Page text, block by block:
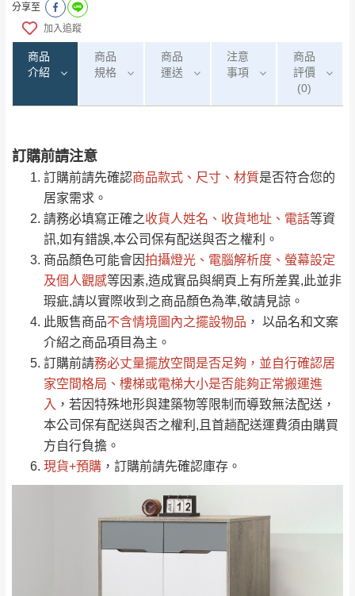
分享至
加入追蹤
商品
介紹
商品
規格
商品
運送
注意
事項
商品
評價
(0)
訂購前請注意
訂購前請先確認商品款式、尺寸、材質是否符合您的
居家需求。
請務必填寫正確之收貨人姓名、收貨地址、電話等資
訊,如有錯誤,本公司保有配送與否之權利。
商品顏色可能會因拍攝燈光、電腦解析度、螢幕設定
及個人觀感等因素,造成實品與網頁上有所差異,此並非
瑕疵,請以實際收到之商品顏色為準,敬請見諒。
此販售商品不含情境圖內之擺設物品 ， 以品名和文案
介紹之商品項目為主。
訂購前請務必丈量擺放空間是否足夠 ，並自行確認居
家空間格局、 樓梯或電梯大小是否能夠正常搬運進
入 ，若因特殊地形與建築物等限制而導致無法配送，
本公司保有配送與否之權利,且首趟配送運費須由購買
方自行負擔。
現貨+預購 ，訂購前請先確認庫存。
運 費 說 明
運送地區 運送費用
偏遠地區
（請先線上詢問 LINE
→@dershin ）
桃園
免 運
費
復興鄉
新竹
峨眉鄉、五峰鄉、
橫山、北埔鄉、尖
石鄉、寶山鄉山
區、新埔山區、芎
注意事項：
由於品項繁多，網頁無法及時更新，如有需
要購買商品，請於出發前來電或到「官方
Line客服」來信確認商品是否有「現貨」與
「金額」。
若商品價格或庫存有異常，商家有權取消訂
單。部分網路商品恕無法更改原設計或客製，敬請
見諒！
接單後二日內(不含例假日)，我們客服會與您
電話聯絡或E-Mail通知確認訂單。
（線上客
服 LINE → @dershin）
下單前先詢問是否現貨 ，若未詢問下單後無
現貨我們客服會再來電或E-Mail與您聯絡
（洽詢方式請搜尋 Line ID →
地區恕無法提供運送 (詳見運送規章)。
苗栗至基隆；其它地區暫不開放，如因特殊
0/5 (0)筆
全部 依評論高至低排列
依評論低至高排列 只顯示附上圖片
只顯示附上評論